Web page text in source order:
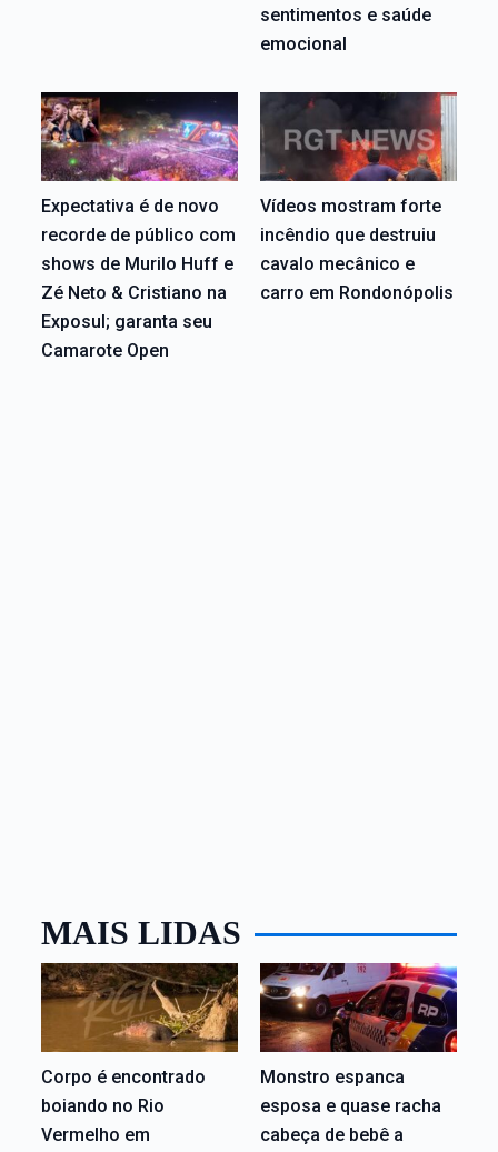
sentimentos e saúde
emocional
Expectativa é de novo
recorde de público com
shows de Murilo Huff e
Zé Neto & Cristiano na
Exposul; garanta seu
Camarote Open
Vídeos mostram forte
incêndio que destruiu
cavalo mecânico e
carro em Rondonópolis
MAIS LIDAS
Corpo é encontrado
boiando no Rio
Vermelho em
Monstro espanca
esposa e quase racha
cabeça de bebê a